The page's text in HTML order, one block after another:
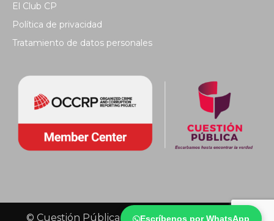
Escríbenos por WhatsApp
El Club CP
Política de privacidad
Tratamiento de datos personales
© Cuestión Pública 2018 - Todos los derechos